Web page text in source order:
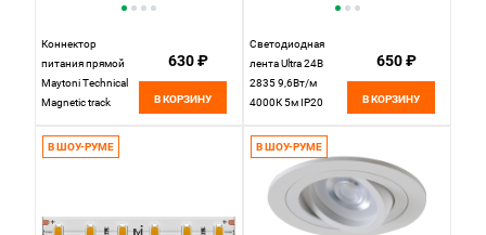
Коннектор
питания прямой
Maytoni Technical
Magnetic track
TRA034PC-42B
черный IP 20
630 ₽
В КОРЗИНУ
Светодиодная
лента Ultra 24В
2835 9,6Вт/м
4000К 5м IP20
Led Strip, цена за
метр, отгружается
по 5 м / старый арт
650 ₽
В КОРЗИНУ
В ШОУ-РУМЕ В ШОУ-РУМЕ